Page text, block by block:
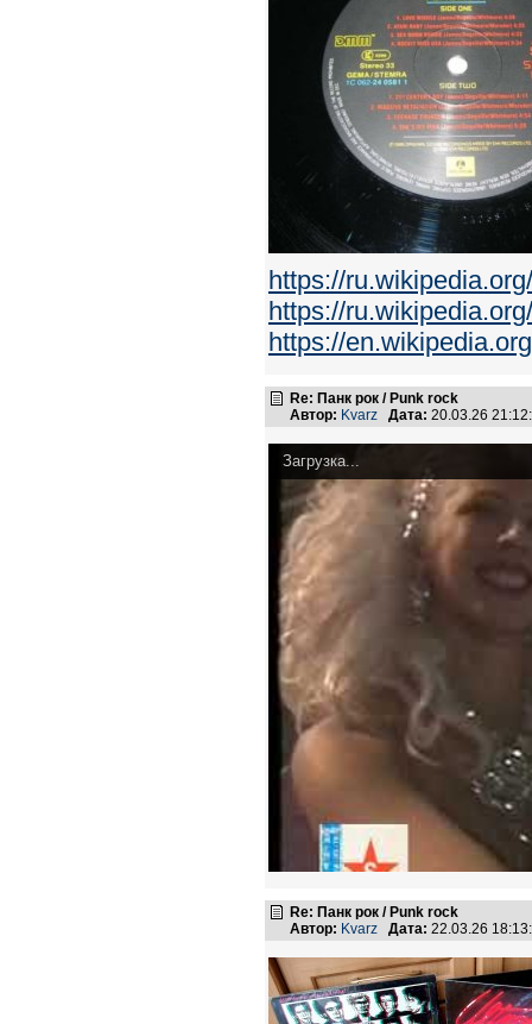
https://
https://
https://
Re: Панк рок / Punk rock
Автор: Kvarz Дата: 20.03.26
Загрузка...
Re: Панк рок / Punk rock
Автор: Kvarz Дата: 22.03.26